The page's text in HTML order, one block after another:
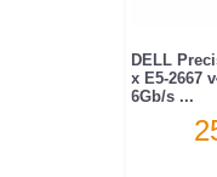
DELL
x E5-2667
6Gb/s ...